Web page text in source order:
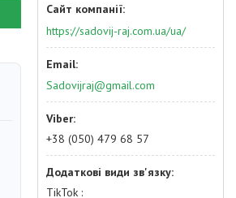
https://sadovij-raj.com.ua/ua/
Sadovijraj@gmail.com
+38 (050) 479 68 57
TikTok